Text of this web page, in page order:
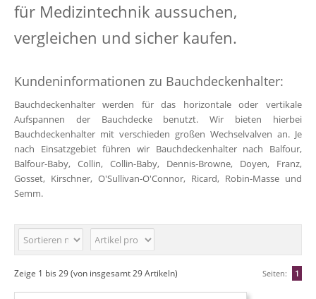
für Medizintechnik aussuchen,
vergleichen und sicher kaufen.
Kundeninformationen zu Bauchdeckenhalter:
Bauchdeckenhalter werden für das horizontale oder vertikale
Aufspannen der Bauchdecke benutzt. Wir bieten hierbei
Bauchdeckenhalter mit verschieden großen Wechselvalven an. Je
nach Einsatzgebiet führen wir Bauchdeckenhalter nach Balfour,
Balfour-Baby, Collin, Collin-Baby, Dennis-Browne, Doyen, Franz,
Gosset, Kirschner, O'Sullivan-O'Connor, Ricard, Robin-Masse und
Semm.
Zeige 1 bis 29(von insgesamt29Artikeln) Seiten: 1